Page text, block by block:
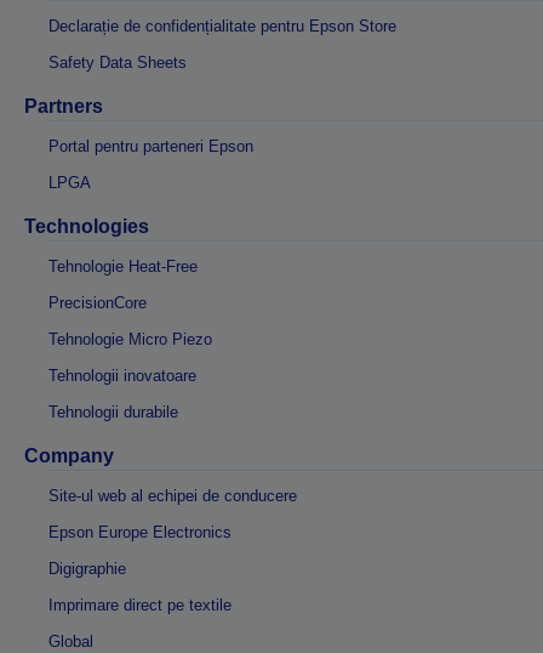
Declarație de confidențialitate pentru Epson Store
Safety Data Sheets
Partners
Portal pentru parteneri Epson
LPGA
Technologies
Tehnologie Heat-Free
PrecisionCore
Tehnologie Micro Piezo
Tehnologii inovatoare
Tehnologii durabile
Company
Site-ul web al echipei de conducere
Epson Europe Electronics
Digigraphie
Imprimare direct pe textile
Global